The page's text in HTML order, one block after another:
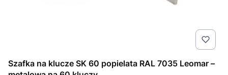
Szafka na klucze SK 60 popielata RAL 7035 Leomar –